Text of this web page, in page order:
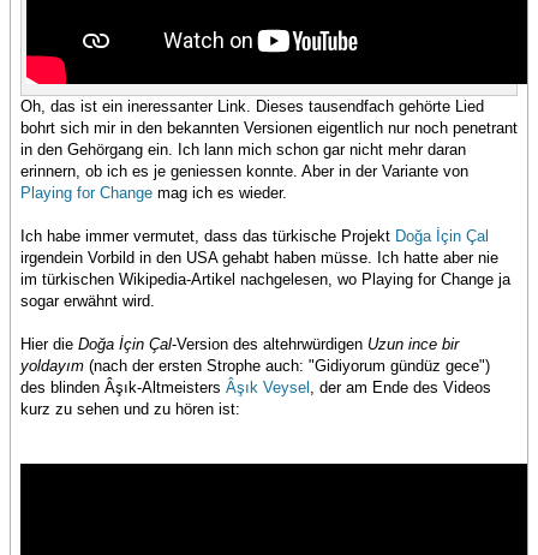
Oh, das ist ein ineressanter Link. Dieses tausendfach gehörte Lied
bohrt sich mir in den bekannten Versionen eigentlich nur noch penetrant
in den Gehörgang ein. Ich lann mich schon gar nicht mehr daran
erinnern, ob ich es je geniessen konnte. Aber in der Variante von
Playing for Change mag ich es wieder.
Ich habe immer vermutet, dass das türkische Projekt Doğa İçin Çal
irgendein Vorbild in den USA gehabt haben müsse. Ich hatte aber nie
im türkischen Wikipedia-Artikel nachgelesen, wo Playing for Change ja
sogar erwähnt wird.
Hier die Doğa İçin Çal-Version des altehrwürdigen Uzun ince bir
yoldayım (nach der ersten Strophe auch: "Gidiyorum gündüz gece")
des blinden Âşık-Altmeisters Âşık Veysel , der am Ende des Videos
kurz zu sehen und zu hören ist: